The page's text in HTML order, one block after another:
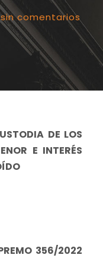
sin comentarios
DE LOS
E INTERÉS
356/2022